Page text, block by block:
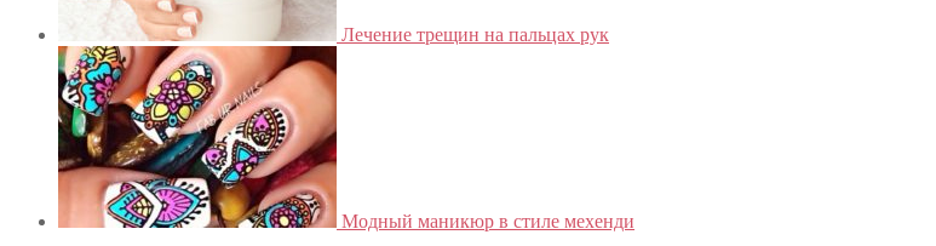
Лечение трещин на пальцах рук
Модный маникюр в стиле мехенди